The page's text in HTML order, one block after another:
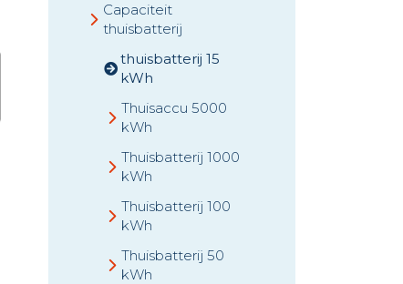
Capaciteit
thuisbatterij
thuisbatterij 15
kWh
Thuisaccu 5000
kWh
Thuisbatterij 1000
kWh
Thuisbatterij 100
kWh
Thuisbatterij 50
kWh